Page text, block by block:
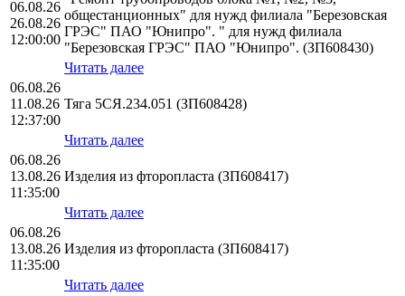
06.08.26
26.08.26
12:00:00
общестанционных" для нужд филиала "Березовская
ГРЭС" ПАО "Юнипро". " для нужд филиала
"Березовская ГРЭС" ПАО "Юнипро". (ЗП608430)
Читать далее
06.08.26
11.08.26
12:37:00
Тяга 5СЯ.234.051 (ЗП608428)
Читать далее
06.08.26
13.08.26
11:35:00
Изделия из фторопласта (ЗП608417)
Читать далее
06.08.26
13.08.26
11:35:00
Изделия из фторопласта (ЗП608417)
Читать далее